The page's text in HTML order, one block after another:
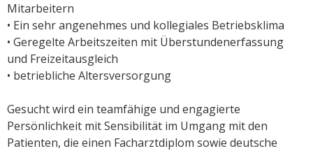
Mitarbeitern
• Ein sehr angenehmes und kollegiales Betriebsklima
• Geregelte Arbeitszeiten mit Überstundenerfassung
und Freizeitausgleich
• betriebliche Altersversorgung
Gesucht wird ein teamfähige und engagierte
Persönlichkeit mit Sensibilität im Umgang mit den
Patienten, die einen Facharztdiplom sowie deutsche